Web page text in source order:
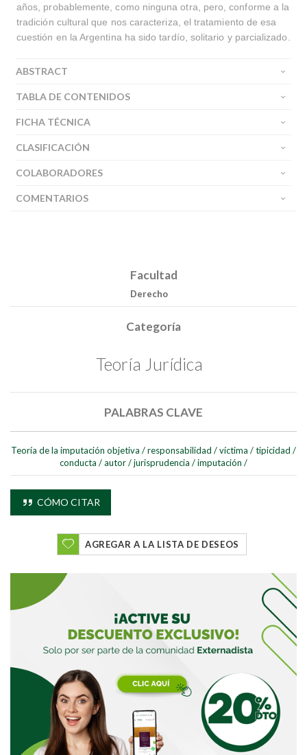
Buscar
años, probablemente, como ninguna otra, pero, conforme a la
tradición cultural que nos caracteriza, el tratamiento de esa
cuestión en la Argentina ha sido tardío, solitario y parcializado.
ABSTRACT
TABLA DE CONTENIDOS
FICHA TÉCNICA
CLASIFICACIÓN
COLABORADORES
COMENTARIOS
Facultad
Derecho
Categoría
Teoría Jurídica
PALABRAS CLAVE
Teoría de la imputación objetiva /responsabilidad /víctima /tipicidad /
conducta /autor/jurisprudencia /imputación /
CÓMO CITAR
AGREGAR A LA LISTA DE DESEOS